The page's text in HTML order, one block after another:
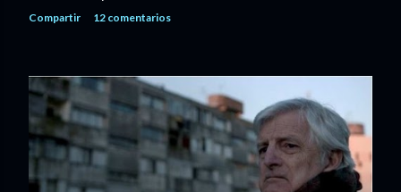
Compartir 12 comentarios